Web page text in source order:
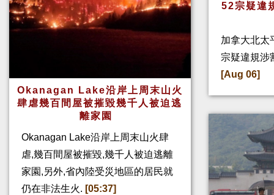
Okanagan Lake沿岸上周末山火
肆虐幾百間屋被摧毀幾千人被迫逃
離家園
Okanagan Lake沿岸上周末山火肆
虐,幾百間屋被摧毀,幾千人被迫逃離
家園,另外,省內陸受災地區的居民就
仍在非法生火. [05:37]
52宗疑違
加拿大北太
宗疑違規涉
[Aug 06]